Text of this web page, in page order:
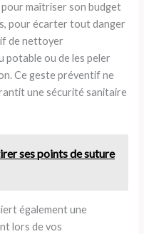
maîtriser son budget
pour écarter tout danger
de nettoyer
potable ou de les peler
Ce geste préventif ne
une sécurité sanitaire
ses points de suture
également une
lors de vos